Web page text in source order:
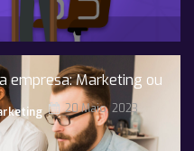
empresa: Marketing ou
20 Maio, 2023